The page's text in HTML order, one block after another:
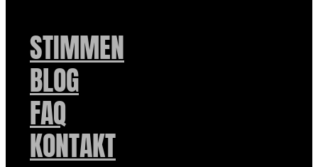
STIMMEN
BLOG
FAQ
KONTAKT